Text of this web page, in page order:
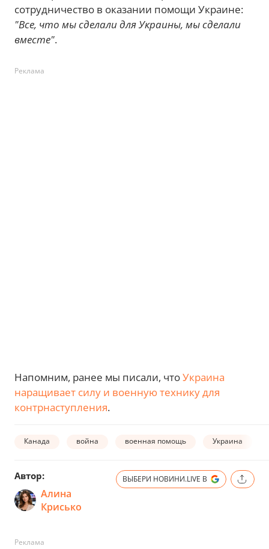
сотрудничество в оказании помощи Украине:
"Все, что мы сделали для Украины, мы сделали
вместе".
Реклама
Напомним, ранее мы писали, чтоУкраина
наращивает силу и военную технику для
контрнаступления.
Канада война военная помощь Украина
Автор:
Алина
Крисько
ВЫБЕРИ НОВИНИ.LIVE В
Реклама